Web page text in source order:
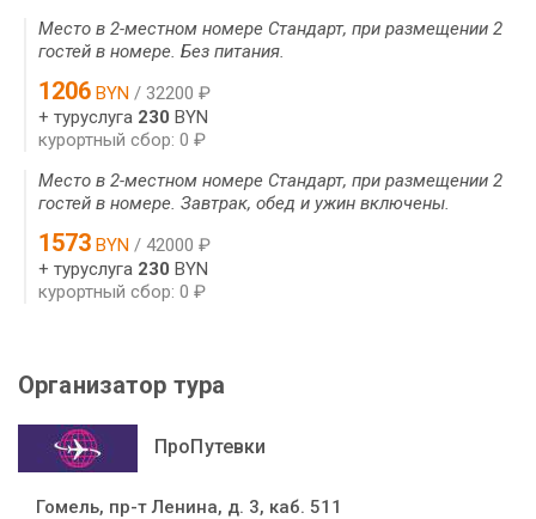
Место в 2-местном номере Стандарт, при размещении 2
гостей в номере. Без питания.
1206 BYN / 32200 ₽
+ туруслуга 230 BYN
курортный сбор: 0 ₽
Место в 2-местном номере Стандарт, при размещении 2
гостей в номере. Завтрак, обед и ужин включены.
1573 BYN / 42000 ₽
+ туруслуга 230 BYN
курортный сбор: 0 ₽
Организатор тура
ПроПутевки
Гомель, пр-т Ленина, д. 3, каб. 511